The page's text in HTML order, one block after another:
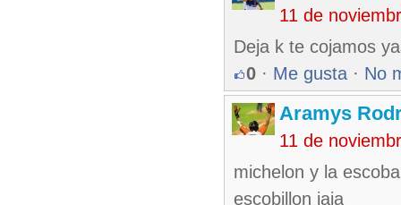
11 de
Deja k te cojamos
0 · Me gusta · No
Aramys
11 de
michelon y la
escobillon jaja